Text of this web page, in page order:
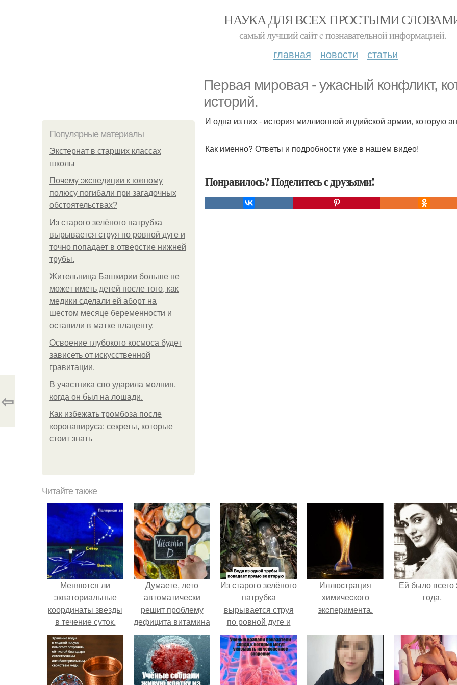
НАУКА ДЛЯ ВСЕХ ПРОСТЫМИ
самый лучший сайт c познавательной информацией.
главная новости статьи
Первая мировая - ужасный конфликт,
историй.
Популярные материалы
Экстернат в старших классах
школы
Почему экспедиции к южному
полюсу погибали при загадочных
обстоятельствах?
Из старого зелёного патрубка
вырывается струя по ровной дуге и
точно попадает в отверстие нижней
трубы.
Жительница Башкирии больше не
может иметь детей после того, как
медики сделали ей аборт на
шестом месяце беременности и
оставили в матке плаценту.
Освоение глубокого космоса будет
зависеть от искусственной
гравитации.
В участника сво ударила молния,
когда он был на лошади.
Как избежать тромбоза после
коронавируса: секреты, которые
стоит знать
И одна из них - история миллионной индийской армии, которую
Как именно? Ответы и подробности уже в нашем видео!
Понравилось? Поделитесь с друзьями!
⇦
Читайте также
Меняются ли
экваториальные
координаты звезды
в течение суток.
Определение
географических
координат по
звездам.
Думаете, лето
автоматически
решит проблему
дефицита витамина
D?
Из старого зелёного
патрубка
вырывается струя
по ровной дуге и
точно попадает в
отверстие нижней
трубы.
Иллюcтрация
химичеcкого
экcперимента.
Ей было всего
года.